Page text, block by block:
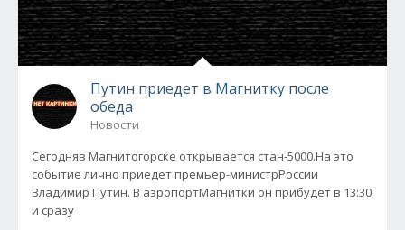
Путин приедет в Магнитку после
обеда
Новости
Сегодняв Магнитогорске открывается стан-5000.На это
событие лично приедет премьер-министрРоссии
Владимир Путин. В аэропортМагнитки он прибудет в 13:30
и сразу